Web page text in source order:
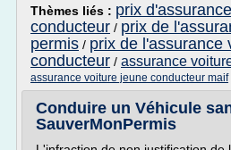
Thèmes liés : prix
conducteur / prix de
permis / prix de l'assurance
conducteur / assurance
assurance voiture jeune conducteur maif
Conduire un Véhicule
SauverMonPermis